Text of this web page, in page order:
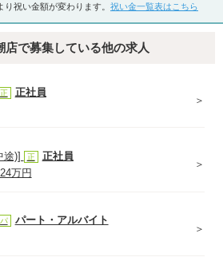
祝い金額が変わります。 祝い金一覧表はこちら
で募集している他の求人
正
正社員
途)] 正
正社員
万円
パ
パート・アルバイト